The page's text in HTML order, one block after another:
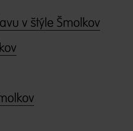
v štýle Šmolkov